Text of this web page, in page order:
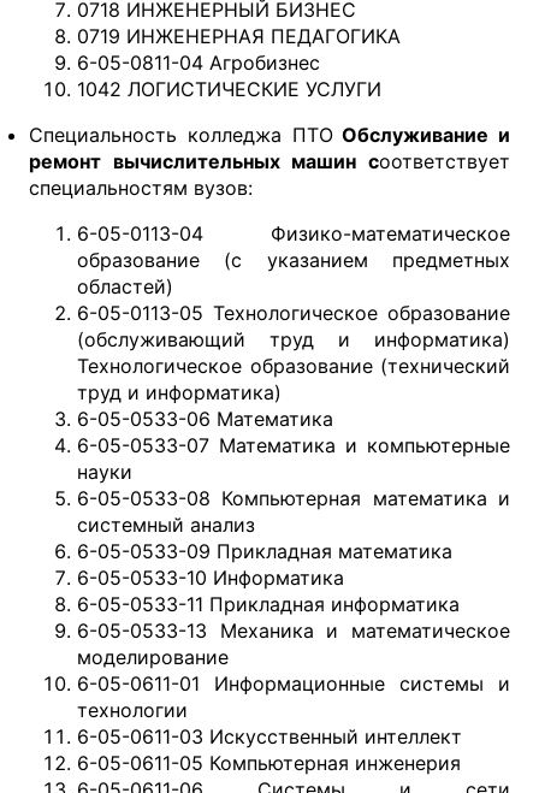
0718 ИНЖЕНЕРНЫЙ БИЗНЕС
0719 ИНЖЕНЕРНАЯ ПЕДАГОГИКА
6-05-0811-04 Агробизнес
1042 ЛОГИСТИЧЕСКИЕ УСЛУГИ
Специальность колледжа ПТООбслуживание и
ремонт вычислительных машин соответствует
специальностям вузов:
6-05-0113-04 Физико-математическое
образование (с указанием предметных
областей)
6-05-0113-05 Технологическое образование
(обслуживающий труд и информатика)
Технологическое образование (технический
труд и информатика)
6-05-0533-06 Математика
6-05-0533-07 Математика и компьютерные
науки
6-05-0533-08 Компьютерная математика и
системный анализ
6-05-0533-09 Прикладная математика
6-05-0533-10 Информатика
6-05-0533-11 Прикладная информатика
6-05-0533-13 Механика и математическое
моделирование
6-05-0611-01 Информационные системы и
технологии
6-05-0611-03 Искусственный интеллект
6-05-0611-05 Компьютерная инженерия